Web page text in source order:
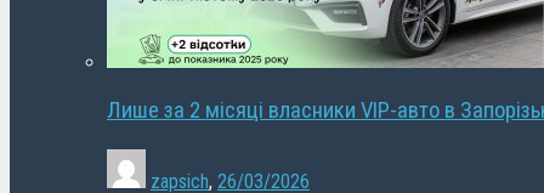
Лише за 2 місяці власники VIP-авто в
zapsich, 26/03/2026